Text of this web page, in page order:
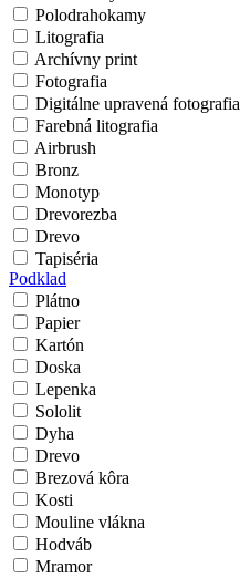
Polodrahokamy
Litografia
Archívny print
Fotografia
Digitálne upravená fotografia
Farebná litografia
Airbrush
Bronz
Monotyp
Drevorezba
Drevo
Tapiséria
Podklad
Plátno
Papier
Kartón
Doska
Lepenka
Sololit
Dyha
Drevo
Brezová kôra
Kosti
Mouline vlákna
Hodváb
Mramor